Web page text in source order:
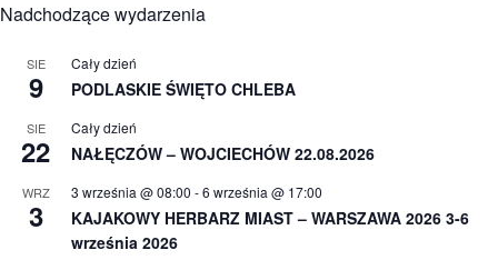
Nadchodzące wydarzenia
SIE
9
Cały dzień
PODLASKIE ŚWIĘTO CHLEBA
SIE
22
Cały dzień
NAŁĘCZÓW – WOJCIECHÓW 22.08.2026
WRZ
3
3 września @ 08:00 -6 września @ 17:00
KAJAKOWY HERBARZ MIAST – WARSZAWA 2026 3-6
września 2026